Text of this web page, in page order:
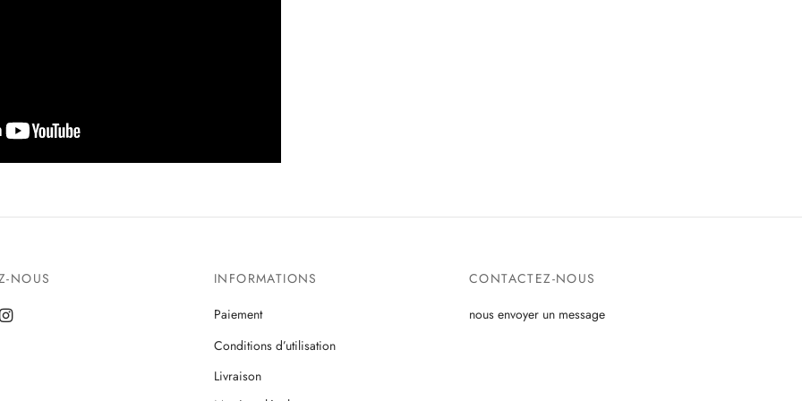
NOUS INFORMATIONS
Paiement
Conditions d’utilisation
Livraison
CONTACTEZ-NOUS
nous envoyer un message